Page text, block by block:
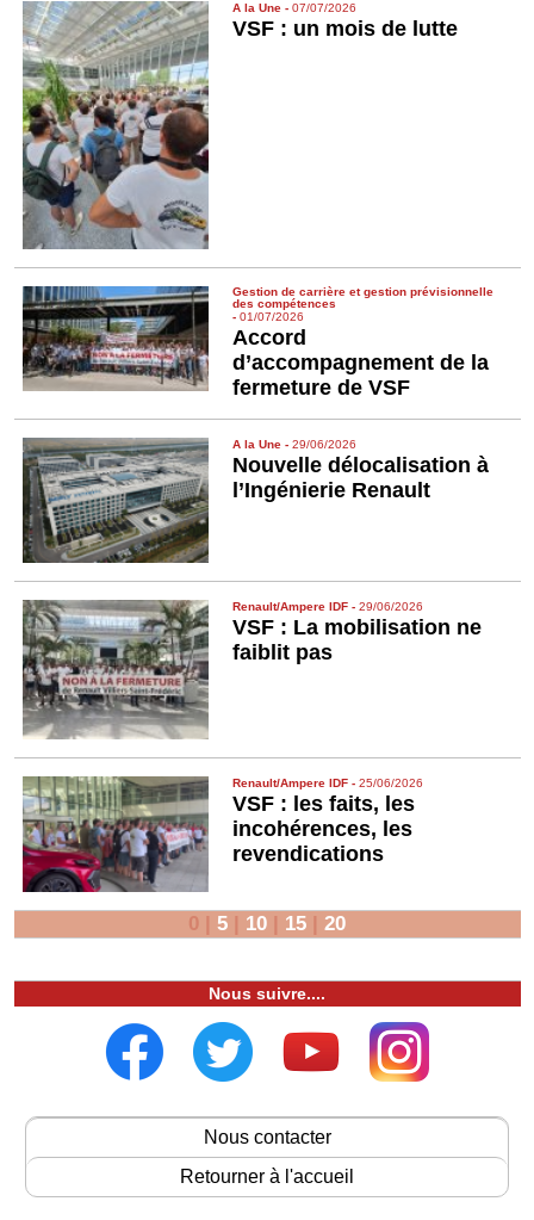
A la Une -07/07/2026
VSF : un mois de lutte
Gestion de carrière et gestion prévisionnelle
des compétences
-01/07/2026
Accord
d’accompagnement de la
fermeture de VSF
A la Une -29/06/2026
Nouvelle délocalisation à
l’Ingénierie Renault
Renault/Ampere IDF -29/06/2026
VSF : La mobilisation ne
faiblit pas
Renault/Ampere IDF -25/06/2026
VSF : les faits, les
incohérences, les
revendications
0 | 5 | 10 | 15 | 20
Nous suivre....
Nous contacter
Retourner à l'accueil